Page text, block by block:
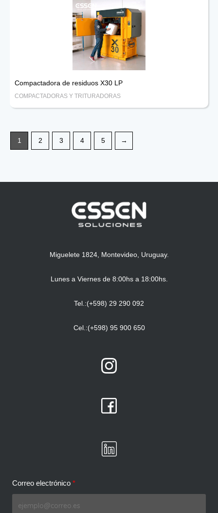
Compactadora de residuos X30 LP
COMPACTADORAS Y TRITURADORAS
1 2 3 4 5 →
Miguelete 1824, Montevideo, Uruguay.
Lunes a Viernes de 8:00hs a 18:00hs.
Tel.:(+598) 29 290 092
Cel.:(+598) 95 900 650
Correo electrónico